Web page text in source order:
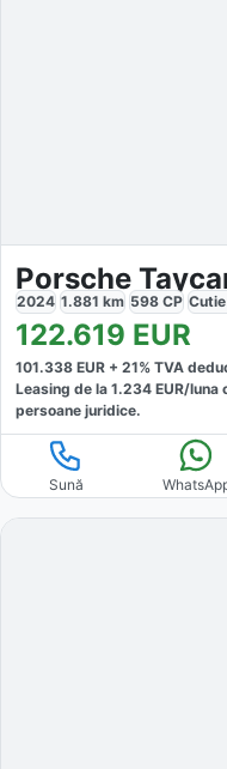
Porsche
2024 1.881 km 598 CP Cutie
122.619 EUR
101.338 EUR + 21% TVA
Leasing de la 1.234 EUR/luna
persoane juridice.
Sună